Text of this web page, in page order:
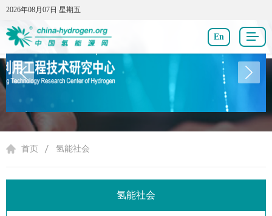
2026年08月07日 星期五
2026年08月07日 星期五
En
首页 氢能社会
氢能社会